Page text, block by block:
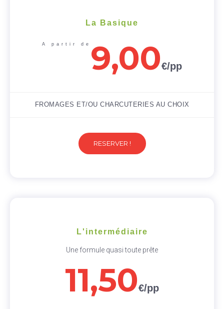
La Basique
A partir de 9,00€/pp
FROMAGES ET/OU CHARCUTERIES AU CHOIX
RESERVER !
L'intermédiaire
Une formule quasi toute prête
11,50€/pp